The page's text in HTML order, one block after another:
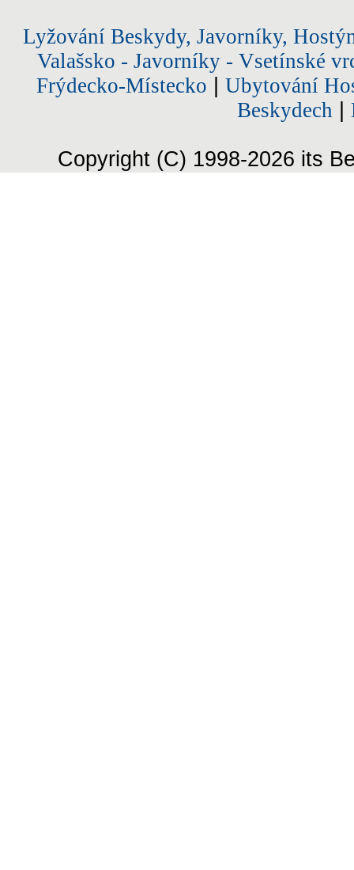
Lyžování Beskydy, Javorníky,
Valašsko - Javorníky - Vsetínské
Frýdecko-Místecko
Ubytování
Beskydech
Copyright (C) 1998-2026 its